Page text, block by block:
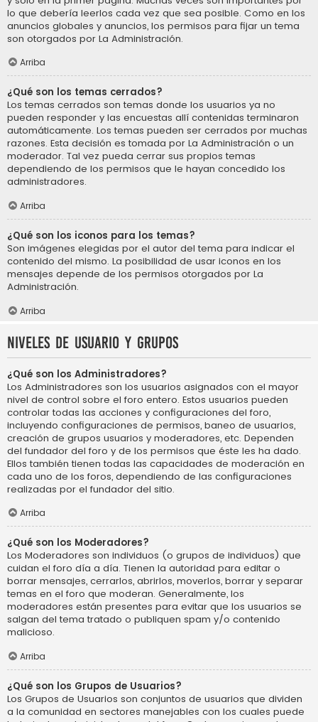
lo que debería leerlos cada vez que sea posible. Como en los
anuncios globales y anuncios, los permisos para fijar un tema
son otorgados por La Administración.
Arriba
¿Qué son los temas cerrados?
Los temas cerrados son temas donde los usuarios ya no
pueden responder y las encuestas allí contenidas terminaron
automáticamente. Los temas pueden ser cerrados por muchas
razones. Esta decisión es tomada por La Administración o un
moderador. Tal vez pueda cerrar sus propios temas
dependiendo de los permisos que le hayan concedido los
administradores.
Arriba
¿Qué son los iconos para los temas?
Son imágenes elegidas por el autor del tema para indicar el
contenido del mismo. La posibilidad de usar iconos en los
mensajes depende de los permisos otorgados por La
Administración.
Arriba
Niveles de usuario y grupos
¿Qué son los Administradores?
Los Administradores son los usuarios asignados con el mayor
nivel de control sobre el foro entero. Estos usuarios pueden
controlar todas las acciones y configuraciones del foro,
incluyendo configuraciones de permisos, baneo de usuarios,
creación de grupos usuarios y moderadores, etc. Dependen
del fundador del foro y de los permisos que éste les ha dado.
Ellos también tienen todas las capacidades de moderación en
cada uno de los foros, dependiendo de las configuraciones
realizadas por el fundador del sitio.
Arriba
¿Qué son los Moderadores?
Los Moderadores son individuos (o grupos de individuos) que
cuidan el foro día a día. Tienen la autoridad para editar o
borrar mensajes, cerrarlos, abrirlos, moverlos, borrar y separar
temas en el foro que moderan. Generalmente, los
moderadores están presentes para evitar que los usuarios se
salgan del tema tratado o publiquen spam y/o contenido
malicioso.
Arriba
¿Qué son los Grupos de Usuarios?
Los Grupos de Usuarios son conjuntos de usuarios que dividen
a la comunidad en sectores manejables con los cuales puede